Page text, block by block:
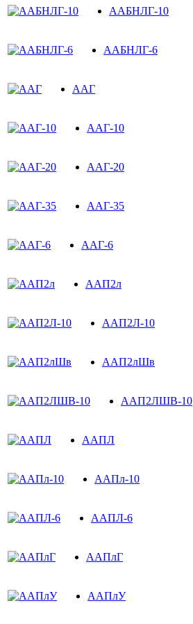
ААБНЛГ-10
ААБНЛГ-6
ААГ
ААГ-10
ААГ-20
ААГ-35
ААГ-6
ААП2л
ААП2Л-10
ААП2лШв
ААП2ЛШВ-10
ААПЛ
ААПл-10
ААПЛ-6
ААПлГ
ААПлУ